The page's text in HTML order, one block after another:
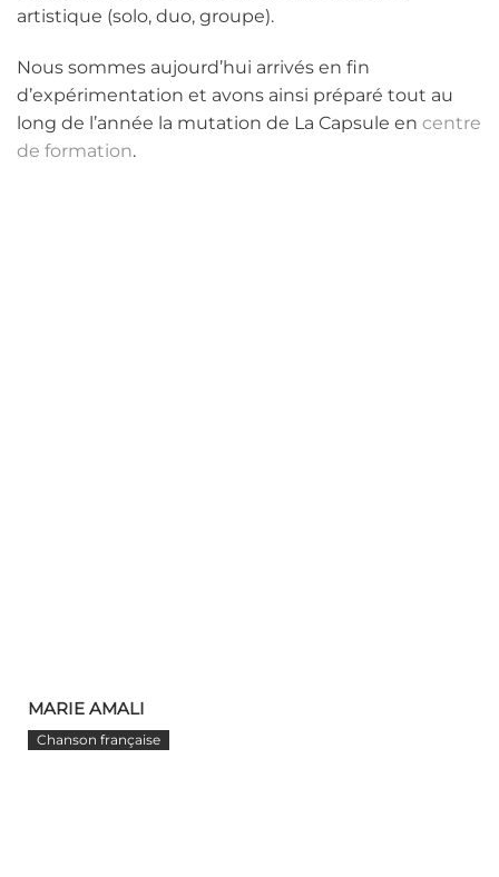
artistique (solo, duo, groupe).
Nous sommes aujourd’hui arrivés en fin
d’expérimentation et avons ainsi préparé tout au
long de l’année la mutation de La Capsule en centre
de formation.
MARIE AMALI
Chanson française